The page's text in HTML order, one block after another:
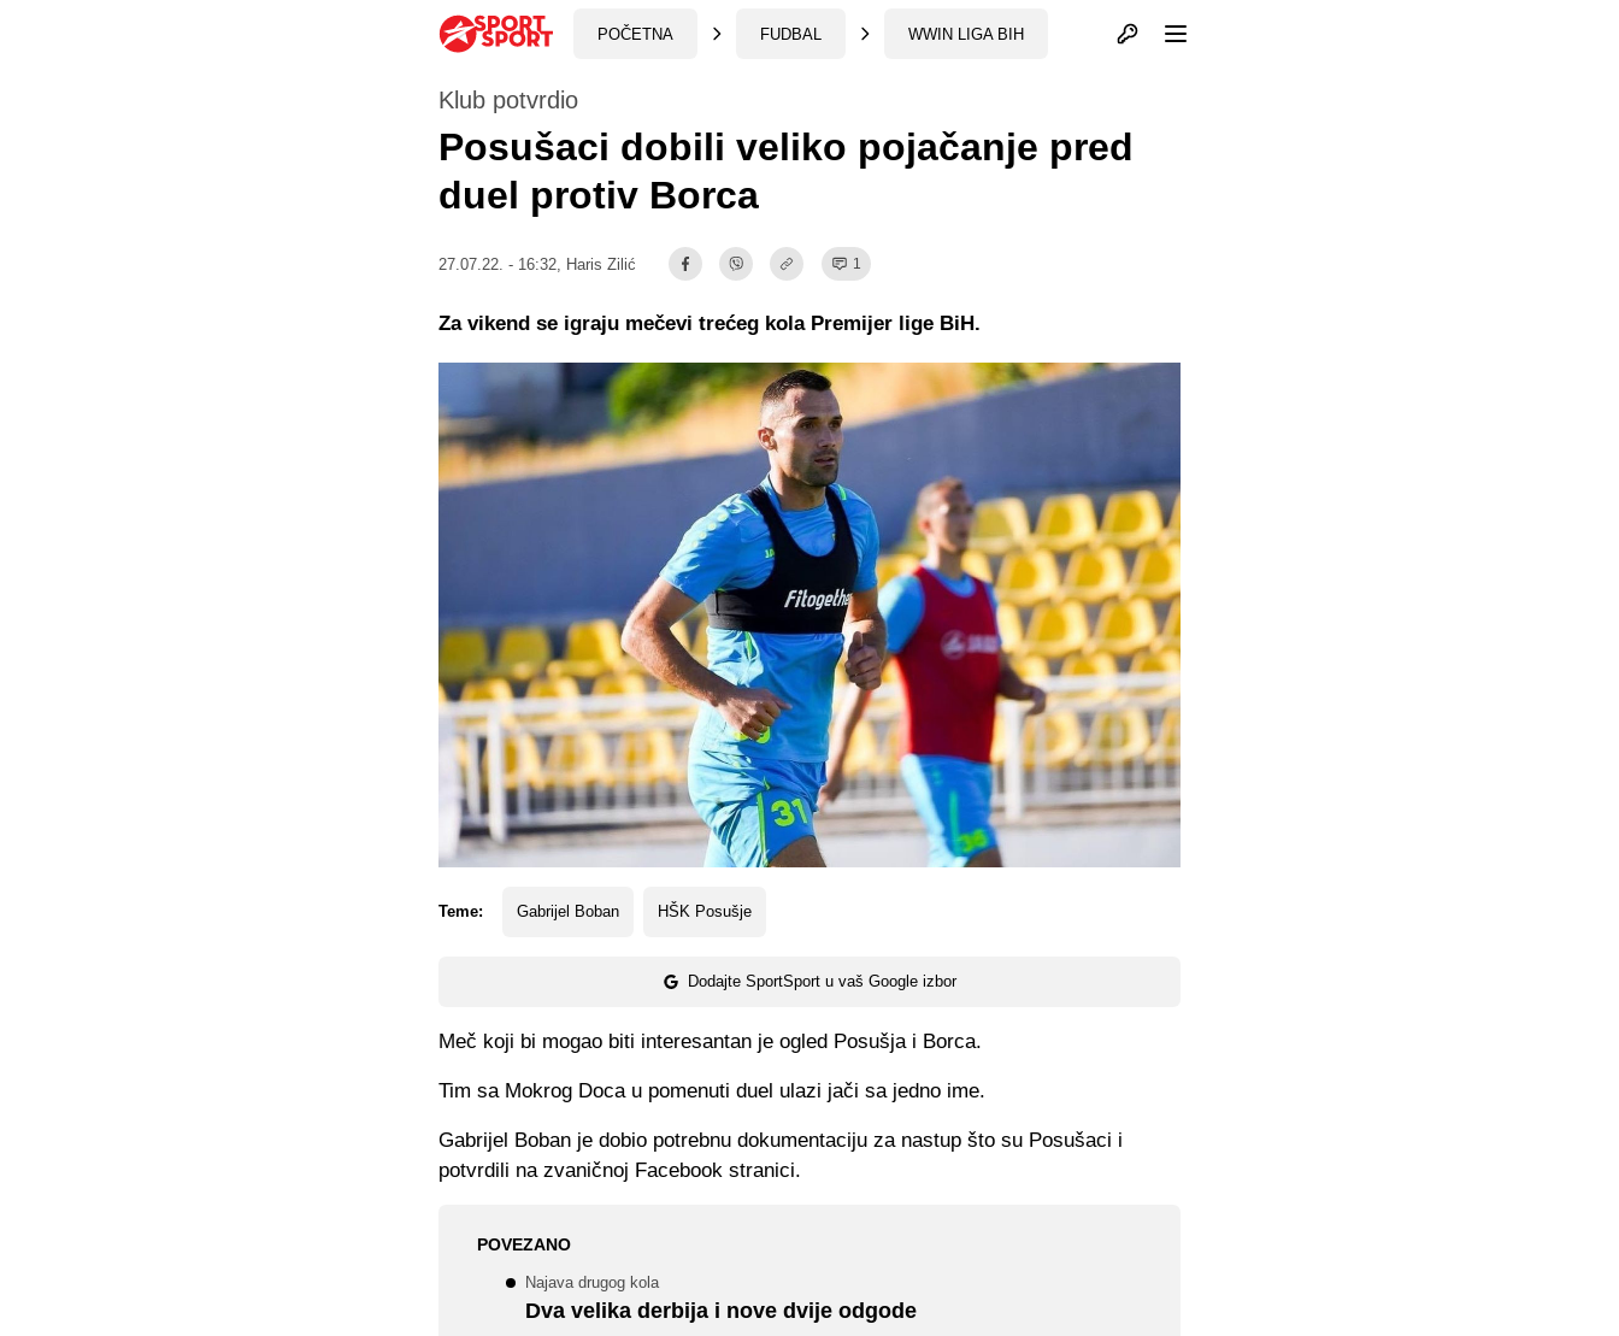
POČETNA FUDBAL WWIN LIGA BIH Otvori profil
Klub potvrdio
Posušaci dobili veliko pojačanje pred
duel protiv Borca
27.07.22. - 16:32, Haris Zilić 1
Teme: Gabrijel Boban HŠK Posušje
Dodajte SportSport u vaš Google izbor
Za vikend se igraju mečevi trećeg kola Premijer lige BiH.
Meč koji bi mogao biti interesantan je ogled Posušja i Borca.
Tim sa Mokrog Doca u pomenuti duel ulazi jači sa jedno ime.
Gabrijel Boban je dobio potrebnu dokumentaciju za nastup što su Posušaci i
potvrdili na zvaničnoj Facebook stranici.
POVEZANO
Najava drugog kola
Dva velika derbija i nove dvije odgode